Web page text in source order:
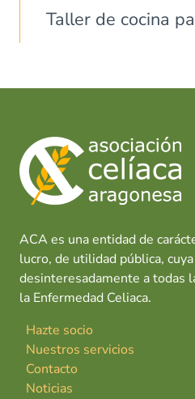
Taller de cocina
ACA es una entidad de
lucro, de utilidad pública,
desinteresadamente a todas
la Enfermedad Celiaca.
Hazte socio
Nuestros servicios
Contacto
Noticias